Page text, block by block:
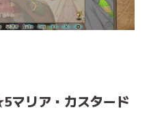
マリア・カスタード